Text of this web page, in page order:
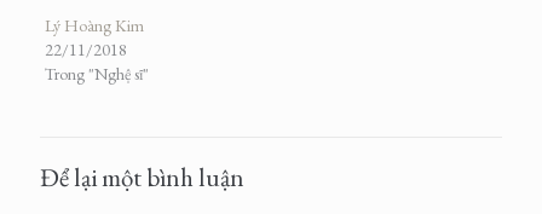
Lý Hoàng Kim
22/11/2018
Trong "Nghệ sĩ"
Để lại một bình luận